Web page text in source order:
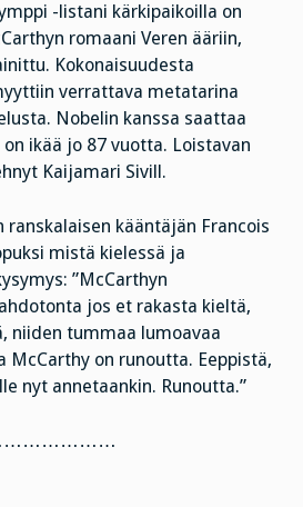
-listani kärkipaikoilla on
romaani Veren ääriin,
Kokonaisuudesta
verrattava metatarina
Nobelin kanssa saattaa
ikää jo 87 vuotta. Loistavan
Kaijamari Sivill.
ranskalaisen kääntäjän Francois
mistä kielessä ja
”McCarthyn
jos et rakasta kieltä,
niiden tummaa lumoavaa
McCarthy on runoutta. Eeppistä,
nyt annetaankin. Runoutta.”